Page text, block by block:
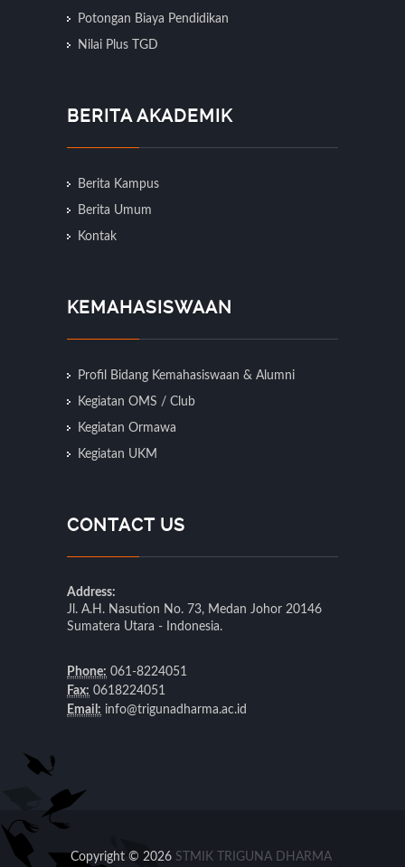
Potongan Biaya Pendidikan
Nilai Plus TGD
BERITA AKADEMIK
Berita Kampus
Berita Umum
Kontak
KEMAHASISWAAN
Profil Bidang Kemahasiswaan & Alumni
Kegiatan OMS / Club
Kegiatan Ormawa
Kegiatan UKM
CONTACT US
Address:
Jl. A.H. Nasution No. 73, Medan Johor 20146
Sumatera Utara - Indonesia.
Phone: 061-8224051
Fax: 0618224051
Email: info@trigunadharma.ac.id
Copyright © 2026 STMIK TRIGUNA DHARMA